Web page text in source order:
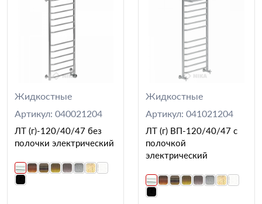
Жидкостные
Артикул: 040021204
ЛТ (г)-120/40/47 без
полочки электрический
Жидкостные
Артикул: 041021204
ЛТ (г) ВП-120/40/47 с
полочкой
электрический